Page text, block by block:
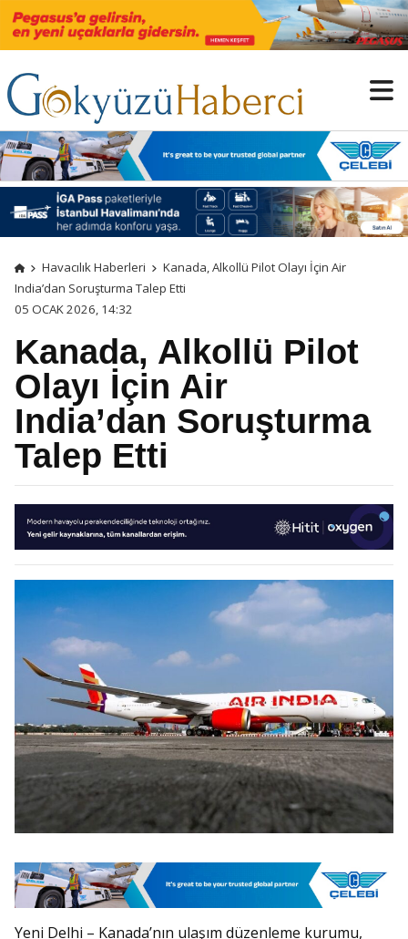
Havacılık Haberleri
Kanada, Alkollü Pilot Olayı İçin Air
India’dan Soruşturma Talep Etti
05 OCAK 2026, 14:32
Kanada, Alkollü Pilot
Olayı İçin Air
India’dan Soruşturma
Talep Etti
Yeni Delhi – Kanada’nın ulaşım düzenleme kurumu,